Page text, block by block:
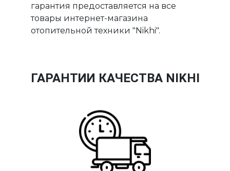
гарантия предоставляется на все
товары интернет-магазина
отопительной техники "Nikhi".
ГАРАНТИИ КАЧЕСТВА NIKHI